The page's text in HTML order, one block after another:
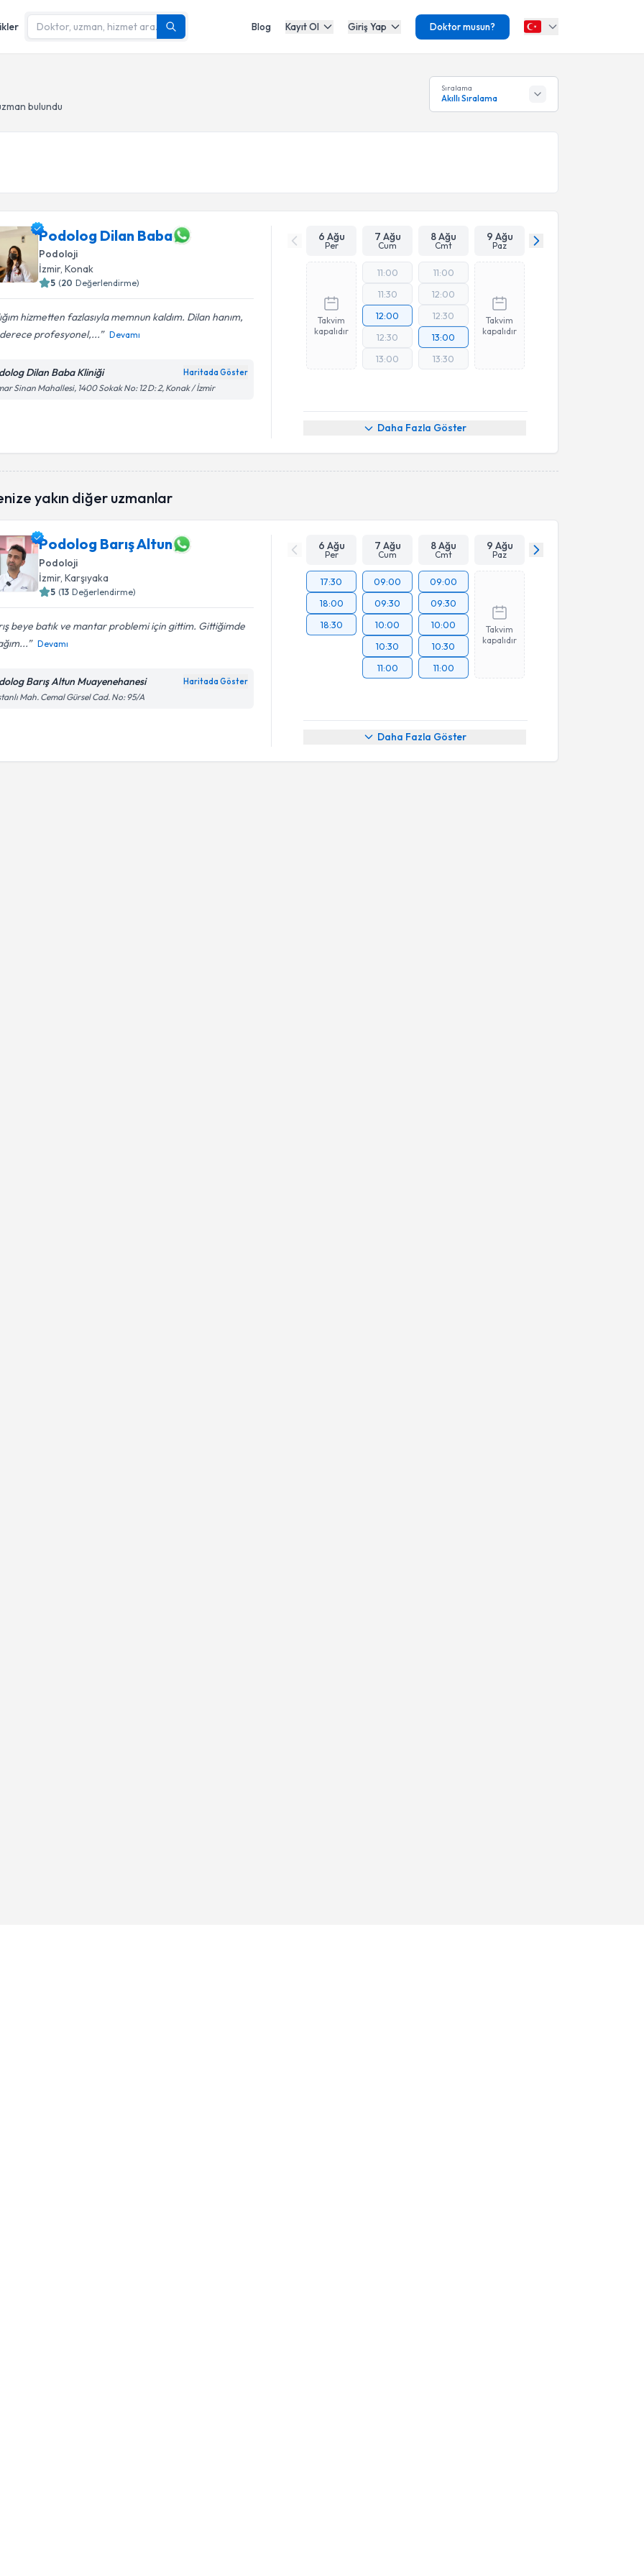
Blog Kayıt Ol Giriş Yap Doktor musun?
bulundu
Sıralama
Akıllı Sıralama
Podolog Dilan Baba
Podoloji
İzmir, Konak
5 (20 Değerlendirme)
hizmetten fazlasıyla memnun kaldım. Dilan hanım,
profesyonel,...
Devamı
Dilan Baba Kliniği Haritada Göster
Sinan Mahallesi, 1400 Sokak No: 12 D: 2, Konak / İzmir
6 Ağu
Per
7 Ağu
Cum
8 Ağu
Cmt
9 Ağu
Paz
Takvim
kapalıdır
11:00
11:30
12:00
12:30
13:00
11:00
12:00
12:30
13:00
13:30
Takvim
kapalıdır
Daha Fazla Göster
yakın diğer uzmanlar
Podolog Barış Altun
Podoloji
İzmir, Karşıyaka
5 (13 Değerlendirme)
beye batık ve mantar problemi için gittim. Gittiğimde
Devamı
Barış Altun Muayenehanesi Haritada Göster
Mah. Cemal Gürsel Cad. No: 95/A
6 Ağu
Per
7 Ağu
Cum
8 Ağu
Cmt
9 Ağu
Paz
17:30
18:00
18:30
09:00
09:30
10:00
10:30
11:00
09:00
09:30
10:00
10:30
11:00
Takvim
kapalıdır
Daha Fazla Göster